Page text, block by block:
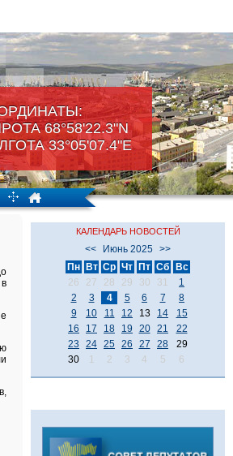
68°58'22.3"N
33°05'07.4"Е
КАЛЕНДАРЬ НОВОСТЕЙ
<< Июнь 2025
>>
Пн
Вт Ср Чт Пт Сб
Вс
26
27 28 29 30 31
1
2
3 4 5 6 7
8
9
10 11 12 13 14
15
16
17 18 19 20 21
22
23
24 25 26 27 28
29
30
1 2 3 4 5 6